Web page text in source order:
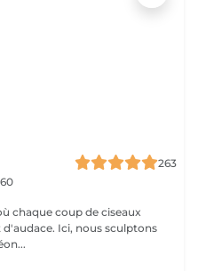
263
chaque coup de ciseaux
Ici, nous sculptons